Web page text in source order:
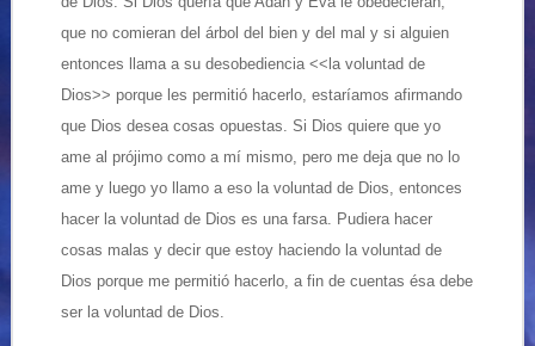
que no comieran del árbol del bien y del mal y si alguien
entonces llama a su desobediencia <<la voluntad de
Dios>> porque les permitió hacerlo, estaríamos afirmando
que Dios desea cosas opuestas. Si Dios quiere que yo
ame al prójimo como a mí mismo, pero me deja que no lo
ame y luego yo llamo a eso la voluntad de Dios, entonces
hacer la voluntad de Dios es una farsa. Pudiera hacer
cosas malas y decir que estoy haciendo la voluntad de
Dios porque me permitió hacerlo, a fin de cuentas ésa debe
ser la voluntad de Dios.